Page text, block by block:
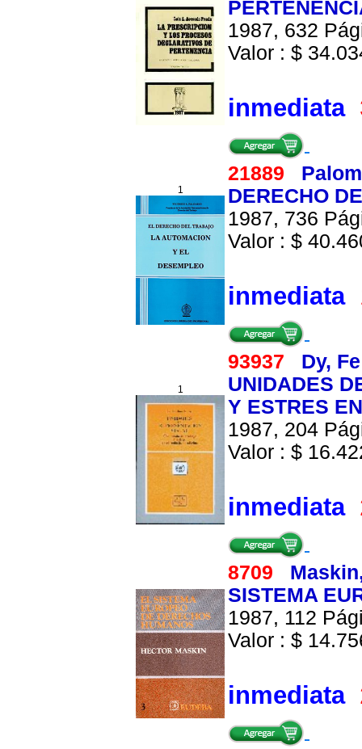
1987, 632
Valor : $
inmediata
1
21889
DERECHO
1987, 736
Valor : $
inmediata
1
93937 Dy,
UNIDADES
Y ESTRES
1987, 204
Valor : $
inmediata
8709
SISTEMA
1987, 112
Valor : $
inmediata